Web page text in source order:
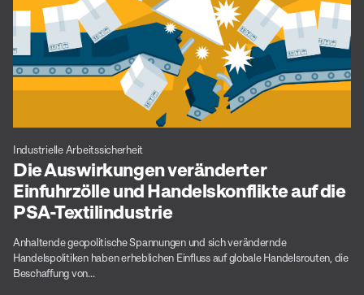
Industrielle Arbeitssicherheit
Die Auswirkungen veränderter
Einfuhrzölle und Handelskonflikte auf die
PSA-Textilindustrie
Anhaltende geopolitische Spannungen und sich verändernde
Handelspolitiken haben erheblichen Einfluss auf globale Handelsrouten, die
Beschaffung von...